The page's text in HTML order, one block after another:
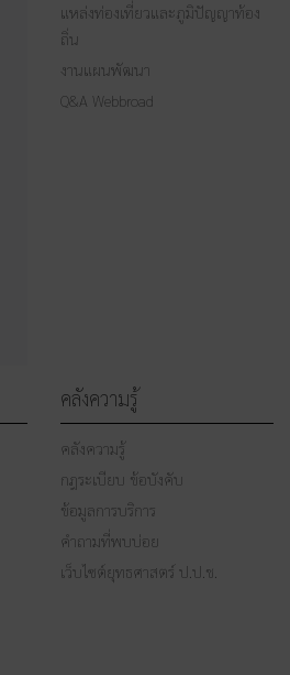
แหล่งท่องเที่ยวและภูมิปัญญาท้อง
ถิ่น
งานแผนพัฒนา
Q&A Webbroad
คลังความรู้
คลังความรู้
กฎระเบียบ ข้อบังคับ
ข้อมูลการบริการ
คำถามที่พบบ่อย
เว็บไซต์ยุทธศาสตร์ ป.ป.ช.